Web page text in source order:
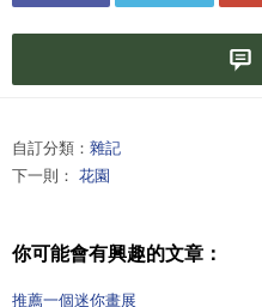
自訂分類： 雜記
下一則： 花園
你可能會有興趣的文章：
推薦一個迷你畫展